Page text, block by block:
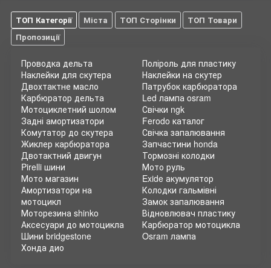
ТОП Категорії Міста ТОП Сторінки
ТОП Товари
Пропозиції
Проводка дельта
Наклейки для скутера
Двохтактне масло
Карбюратор дельта
Мотоциклетний шолом
Задні амортизатори
Комутатор до скутера
Жиклер карбюратора
Поліроль для пластику
Наклейки на скутер
Патрубок карбюратора
Led лампа osram
Свічки ngk
Ferodo каталог
Свічка запалювання
Запчастини honda
Двотактний двигун
Pirelli шини
Мото магазин
Амортизатори на
мотоцикл
Моторезина shinko
Аксесуари до мотоцикла
Шини bridgestone
Хонда дио
Тормозні колодки
Мото руль
Exide акумулятор
Колодки гальмівні
Замок запалювання
Відновлювач пластику
Карбюратор мотоцикла
Osram лампа